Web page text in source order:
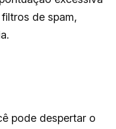
de spam,
pode despertar o